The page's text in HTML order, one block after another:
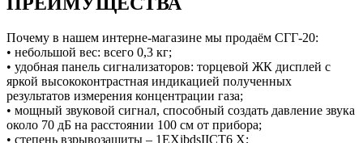
Почему в нашем интерне-магазине мы продаём СГГ-20:
• небольшой вес: всего 0,3 кг;
• удобная панель сигнализаторов: торцевой ЖК дисплей с
яркой высококонтрастная индикацией полученных
результатов измерения концентрации газа;
• мощный звуковой сигнал, способный создать давление звука
около 70 дБ на расстоянии 100 см от прибора;
• степень взрывозащиты – 1EXibdsIICT6 X;